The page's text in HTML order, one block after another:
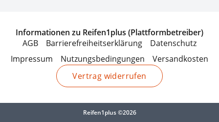
Informationen zu Reifen1plus (Plattformbetreiber)
AGB
Barrierefreiheitserklärung
Datenschutz
Impressum
Nutzungsbedingungen
Versandkosten
Vertrag widerrufen
Reifen1plus ©2026